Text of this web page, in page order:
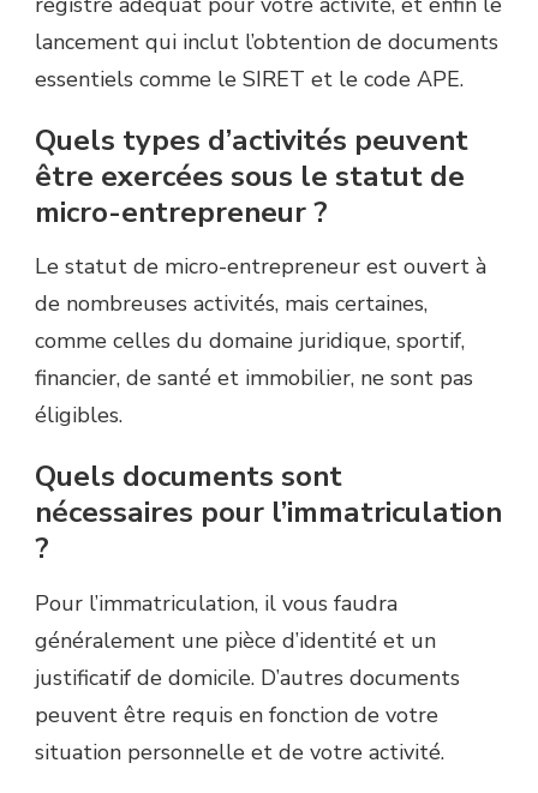
lancement qui inclut l’obtention de documents
essentiels comme le SIRET et le code APE.
Quels types d’activités peuvent
être exercées sous le statut de
micro-entrepreneur ?
Le statut de micro-entrepreneur est ouvert à
de nombreuses activités, mais certaines,
comme celles du domaine juridique, sportif,
financier, de santé et immobilier, ne sont pas
éligibles.
Quels documents sont
nécessaires pour l’immatriculation
?
Pour l’immatriculation, il vous faudra
généralement une pièce d’identité et un
justificatif de domicile. D’autres documents
peuvent être requis en fonction de votre
situation personnelle et de votre activité.